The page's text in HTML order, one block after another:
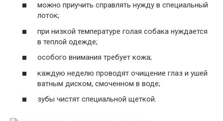
можно приучить справлять нужду в специальный
лоток;
при низкой температуре голая собака нуждается
в теплой одежде;
особого внимания требует кожа;
каждую неделю проводят очищение глаз и ушей
ватным диском, смоченном в воде;
зубы чистят специальной щеткой.